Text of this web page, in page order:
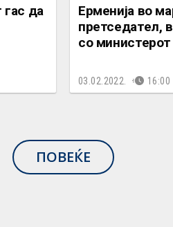
гас да
Ерменија во
претседател,
со министерот
03.02.2022. 16:00
ПОВЕЌЕ